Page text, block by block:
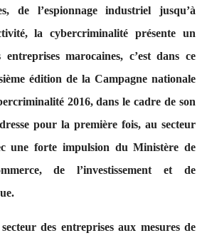
de l’espionnage industriel jusqu’à
la cybercriminalité présente un
marocaines, c’est dans ce
édition de la Campagne nationale
2016, dans le cadre de son
pour la première fois, au secteur
une forte impulsion du Ministère de
de l’investissement et de
des entreprises aux mesures de